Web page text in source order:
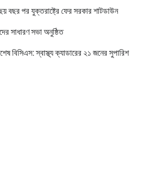
ছয় বছর পর যুক্তরাষ্ট্রে ফের সরকার শাটডাউন
সাধারণ সভা অনুষ্ঠিত
বিসিএস: স্বাস্থ্য ক্যাডারের ২১ জনের সুপারিশ